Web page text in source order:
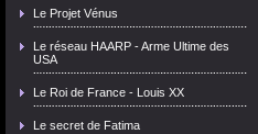
Le Projet Vénus
Le réseau HAARP - Arme Ultime des
USA
Le Roi de France - Louis XX
Le secret de Fatima